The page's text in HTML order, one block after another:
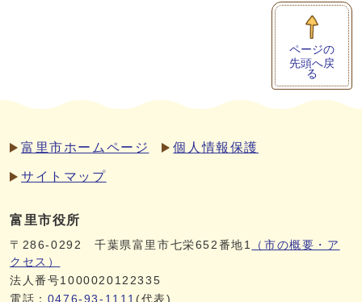
ページの
先頭へ戻
る
富里市ホームページ 個人情報保護
サイトマップ
富里市役所
〒286-0292 千葉県富里市七栄652番地1
（市の概要・ア
クセス）
法人番号1000020122335
電話： 0476-93-1111 (代表)